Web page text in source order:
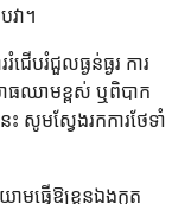
ា។
ើបរំជួលធ្ងន់ធ្ងរ ការ
ធឈាមខ្ពស់ ឬពិបាក
សូមស្វែងរកការថែទាំ
មធ្វើឱ្យខ្លួនឯងក្អួត